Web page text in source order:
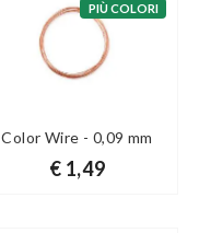
PIÙ COLORI
Color Wire - 0,09 mm
€ 1,49